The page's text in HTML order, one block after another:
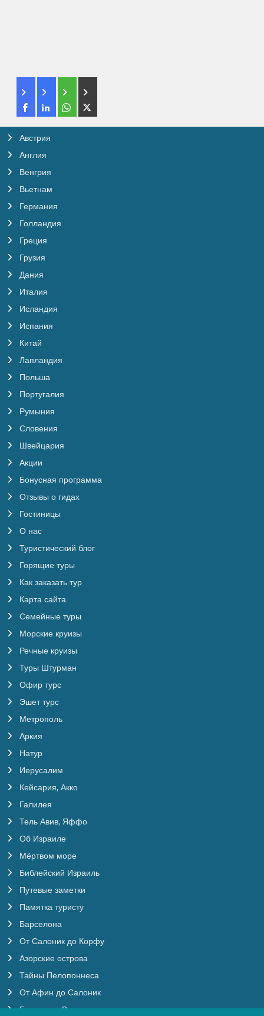
Австрия
Англия
Венгрия
Вьетнам
Германия
Голландия
Греция
Грузия
Дания
Италия
Исландия
Испания
Китай
Лапландия
Польша
Португалия
Румыния
Словения
Швейцария
Акции
Бонусная программа
Отзывы о гидах
Гостиницы
О нас
Туристический блог
Горящие туры
Как заказать тур
Карта сайта
Семейные туры
Морские круизы
Речные круизы
Туры Штурман
Офир турс
Эшет турс
Метрополь
Аркия
Натур
Иерусалим
Кейсария, Акко
Галилея
Тель Авив, Яффо
Об Израиле
Мёртвом море
Библейский Израиль
Путевые заметки
Памятка туристу
Барселона
От Салоник до Корфу
Азорские острова
Тайны Пелопоннеса
От Афин до Салоник
Будапешт, Вена